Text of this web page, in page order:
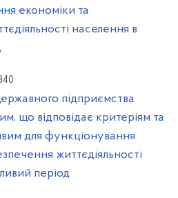
економіки та
населення в
підприємства
що відповідає критеріям та
для функціонування
життєдіяльності
період